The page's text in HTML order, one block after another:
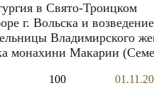
в Свято-Троицком
г. Вольска и
Владимирского
монахини Макарии
100